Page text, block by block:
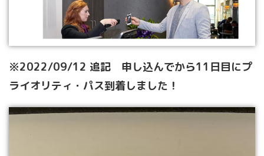
※2022/09/12 追記 申し込んでから11日目にプ
ライオリティ・パス到着しました！